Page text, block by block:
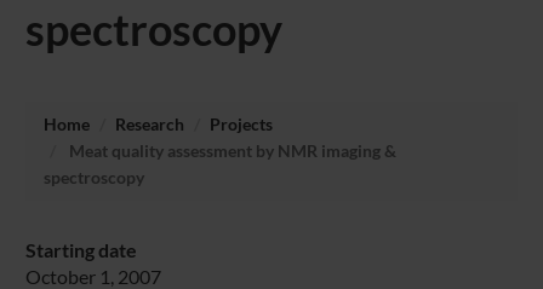
spectroscopy
Home Research
Projects
Meat quality assessment by NMR imaging &
spectroscopy
Starting date
October 1, 2007